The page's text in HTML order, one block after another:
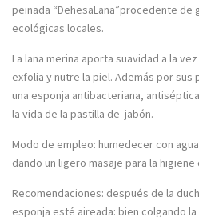
peinada “DehesaLana”procedente de
ecológicas locales.
La lana merina aporta suavidad a la
exfolia y nutre la piel. Además por sus
una esponja antibacteriana,
la vida de la pastilla de jabón.
Modo de empleo: humedecer con
dando un ligero masaje para la
Recomendaciones: después de la
esponja esté aireada: bien colgando